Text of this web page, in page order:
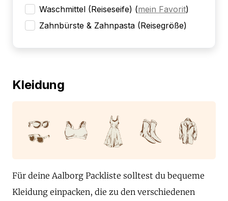
Waschmittel (Reiseseife) (mein Favorit)
Zahnbürste & Zahnpasta (Reisegröße)
Kleidung
Für deine Aalborg Packliste solltest du bequeme
Kleidung einpacken, die zu den verschiedenen